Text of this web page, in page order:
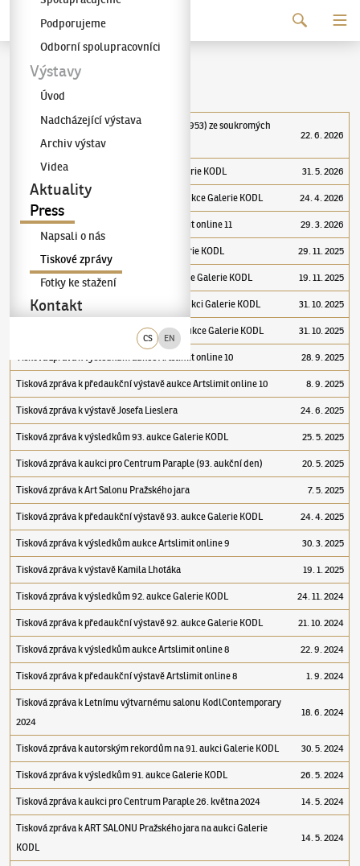
Galerie KODL
CS EN
Podporujeme
Odborní spolupracovníci
Výstavy
Úvod
Nadcházející výstava
Archiv výstav
Videa
Aktuality
Press
Napsali o nás
Tiskové zprávy
Fotky ke stažení
Kontakt
Tiskové zprávy
Tisková zpráva k výstavě Emil Filla (1882–1953) ze soukromých
sbírek
22. 6. 2026
Tisková zpráva k výsledkům 95. aukce galerie KODL 31. 5. 2026
Tisková zpráva k předaukční výstavě 95. aukce Galerie KODL 24. 4. 2026
Tisková zpráva k výsledkům aukce Artslimit online 11 29. 3. 2026
Tisková zpráva k výsledům 94. aukce Galerie KODL 29. 11. 2025
Tisková zpráva k charitativní části 94. aukce Galerie KODL 19. 11. 2025
Josef Čapek na předaukční výstavě k 94. aukci Galerie KODL 31. 10. 2025
Tisková zpráva k předaukční výstavě 94. aukce Galerie KODL 31. 10. 2025
Tisková zpráva k výsledkům aukce Artslimit online 10 28. 9. 2025
Tisková zpráva k předaukční výstavě aukce Artslimit online 10 8. 9. 2025
Tisková zpráva k výstavě Josefa Lieslera 24. 6. 2025
Tisková zpráva k výsledkům 93. aukce Galerie KODL 25. 5. 2025
Tisková zpráva k aukci pro Centrum Paraple (93. aukční den) 20. 5. 2025
Tisková zpráva k Art Salonu Pražského jara 7. 5. 2025
Tisková zpráva k předaukční výstavě 93. aukce Galerie KODL 24. 4. 2025
Tisková zpráva k výsledkům aukce Artslimit online 9 30. 3. 2025
Tisková zpráva k výstavě Kamila Lhotáka 19. 1. 2025
Tisková zpráva k výsledkům 92. aukce Galerie KODL 24. 11. 2024
Tisková zpráva k předaukční výstavě 92. aukce Galerie KODL 21. 10. 2024
Tisková zpráva k výsledkům aukce Artslimit online 8 22. 9. 2024
Tisková zpráva k předaukční výstavě Artslimit online 8 1. 9. 2024
Tisková zpráva k Letnímu výtvarnému salonu KodlContemporary
2024
18. 6. 2024
Tisková zpráva k autorským rekordům na 91. aukci Galerie KODL 30. 5. 2024
Tisková zpráva k výsledkům 91. aukce Galerie KODL 26. 5. 2024
Tisková zpráva k aukci pro Centrum Paraple 26. května 2024 14. 5. 2024
Tisková zpráva k ART SALONU Pražského jara na aukci Galerie
KODL
14. 5. 2024